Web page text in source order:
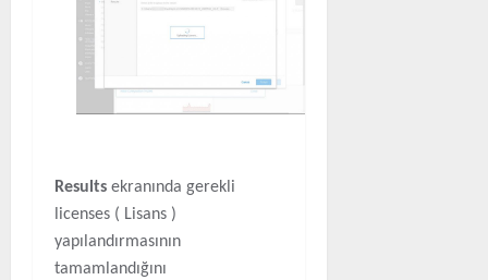
Results ekranında gerekli
licenses ( Lisans )
yapılandırmasının
tamamlandığını